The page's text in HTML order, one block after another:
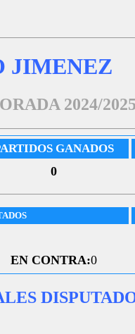
JIMENEZ
2024/
GANADOS
0
EN CONTRA:0